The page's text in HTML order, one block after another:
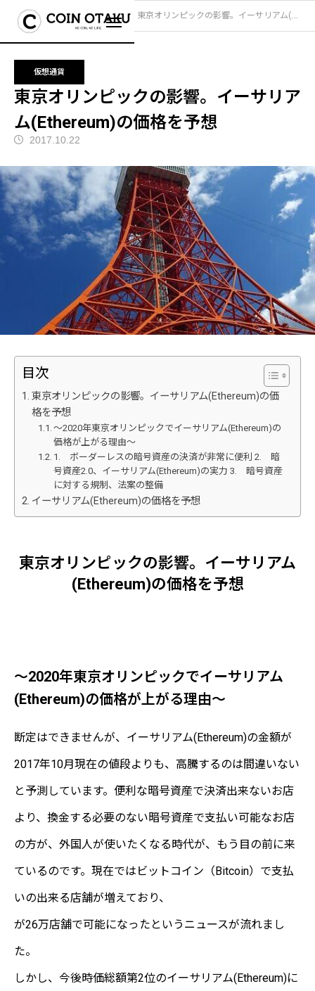
ブログ 仮想通貨 東京オリンピックの影響。イーサリアム(Ethereum)の価格を予想
仮想通貨
東京オリンピックの影響。イーサリア
ム(Ethereum)の価格を予想
2017.10.22
目次
東京オリンピックの影響。イーサリアム(Ethereum)の価
格を予想
～2020年東京オリンピックでイーサリアム(Ethereum)の
価格が上がる理由～
1. ボーダーレスの暗号資産の決済が非常に便利 2. 暗
号資産2.0、イーサリアム(Ethereum)の実力 3. 暗号資産
に対する規制、法案の整備
イーサリアム(Ethereum)の価格を予想
東京オリンピックの影響。イーサリアム
(Ethereum)の価格を予想
～2020年東京オリンピックでイーサリアム
(Ethereum)の価格が上がる理由～
断定はできませんが、イーサリアム(Ethereum)の金額が
2017年10月現在の値段よりも、高騰するのは間違いない
と予測しています。便利な暗号資産で決済出来ないお店
より、換金する必要のない暗号資産で支払い可能なお店
の方が、外国人が使いたくなる時代が、もう目の前に来
ているのです。現在ではビットコイン（Bitcoin）で支払
いの出来る店舗が増えており、
が26万店舗で可能になったというニュースが流れまし
た。
しかし、今後時価総額第2位のイーサリアム(Ethereum)に